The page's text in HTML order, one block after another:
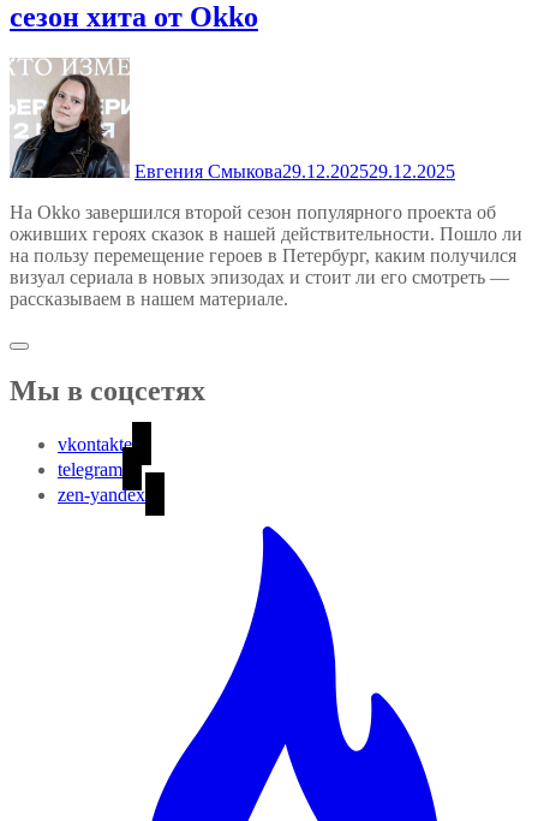
сезон хита от Okko
Евгения Смыкова29.12.202529.12.2025
На Okko завершился второй сезон популярного проекта об
оживших героях сказок в нашей действительности. Пошло ли
на пользу перемещение героев в Петербург, каким получился
визуал сериала в новых эпизодах и стоит ли его смотреть —
рассказываем в нашем материале.
Мы в соцсетях
vkontakte
telegram
zen-yandex